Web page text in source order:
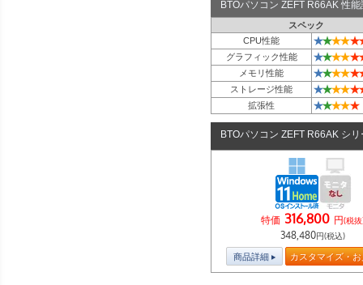
BTOパソコン ZEFT R66AK 性
スペック
CPU性能
★★★★★
グラフィック性能 ★★★★★
メモリ性能 ★★★★★
ストレージ性能 ★★★★★
拡張性 ★★★★★
BTOパソコン ZEFT R66AK シリ
特価 316,800 円(税抜
348,480円(税込)
商品詳細 カスタマイズ・